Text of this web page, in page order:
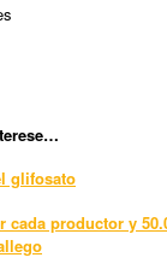
glifosato
cada productor y